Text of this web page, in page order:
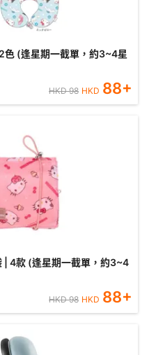
色 (逢星期一截單，約3~4星
HKD98 HKD 88+
，約3~4
HKD98 HKD 88+